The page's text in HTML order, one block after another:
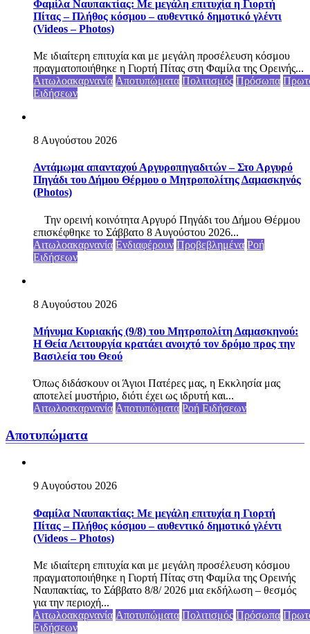
Φαμίλα Ναυπακτίας: Με μεγάλη επιτυχία η Γιορτή
Πίτας – Πλήθος κόσμου – αυθεντικό δημοτικό γλέντι
(Videos – Photos)
Με ιδιαίτερη επιτυχία και με μεγάλη προσέλευση κόσμου
πραγματοποιήθηκε η Γιορτή Πίτας στη Φαμίλα της Ορεινής...
Αιτωλοακαρνανία Αποτυπώματα Πολιτισμός Πρόσωπα
Ειδήσεων
8 Αυγούστου 2026
Αντάμωμα απανταχού Αργυροπηγαδιτών – Στο Αργυρό
Πηγάδι του Δήμου Θέρμου ο Μητροπολίτης Δαμασκηνός
(Photos)
Την ορεινή κοινότητα Αργυρό Πηγάδι του Δήμου Θέρμου
επισκέφθηκε το Σάββατο 8 Αυγούστου 2026...
Αιτωλοακαρνανία Ενδιαφέρουν Προβεβλημένα Ροή
Ειδήσεων
8 Αυγούστου 2026
Μήνυμα Κυριακής (9/8) του Μητροπολίτη Δαμασκηνού:
Η Θεία Λειτουργία κρατάει ανοιχτό τον δρόμο προς την
Βασιλεία του Θεού
Όπως διδάσκουν οι Άγιοι Πατέρες μας, η Εκκλησία μας
αποτελεί μυστήριο, διότι έχει ως ιδρυτή και...
Αιτωλοακαρνανία Αποτυπώματα Ροή Ειδήσεων
Αποτυπώματα
9 Αυγούστου 2026
Φαμίλα Ναυπακτίας: Με μεγάλη επιτυχία η Γιορτή
Πίτας – Πλήθος κόσμου – αυθεντικό δημοτικό γλέντι
(Videos – Photos)
Με ιδιαίτερη επιτυχία και με μεγάλη προσέλευση κόσμου
πραγματοποιήθηκε η Γιορτή Πίτας στη Φαμίλα της Ορεινής
Ναυπακτίας, το Σάββατο 8/8/ 2026 μια εκδήλωση – θεσμός
για την περιοχή...
Αιτωλοακαρνανία Αποτυπώματα Πολιτισμός Πρόσωπα
Ειδήσεων